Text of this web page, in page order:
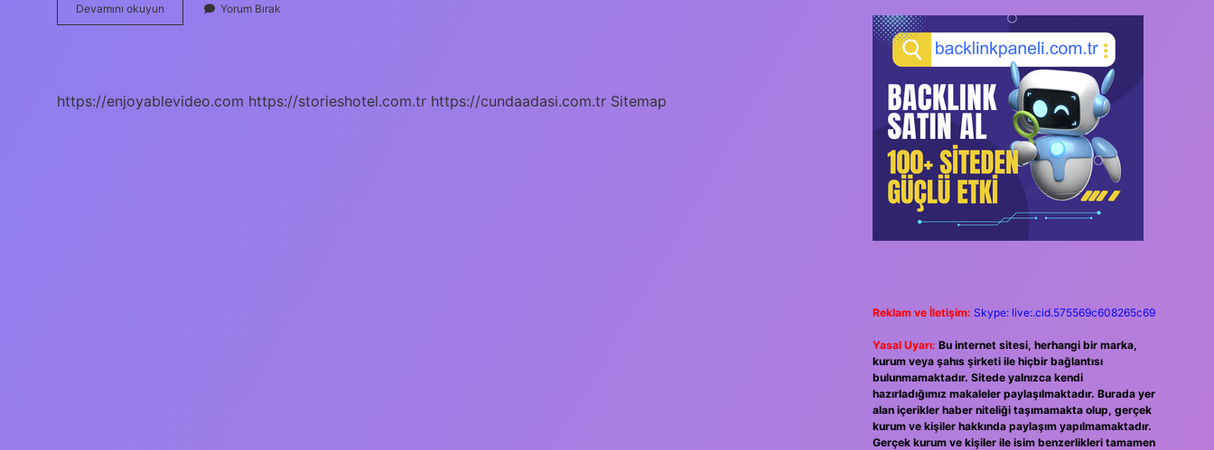
Devamını okuyun
Daire
Yorum Bırak
https://enjoyablevideo.com https://storieshotel.com.tr https://cundaadasi.com.tr Sitemap
Reklam ve İletişim: Skype: live:.cid.575569c608265c69
Yasal Uyarı: Bu internet sitesi, herhangi bir marka,
kurum veya şahıs şirketi ile hiçbir bağlantısı
bulunmamaktadır. Sitede yalnızca kendi
hazırladığımız makaleler paylaşılmaktadır. Burada yer
alan içerikler haber niteliği taşımamakta olup, gerçek
kurum ve kişiler hakkında paylaşım yapılmamaktadır.
Gerçek kurum ve kişiler ile isim benzerlikleri tamamen